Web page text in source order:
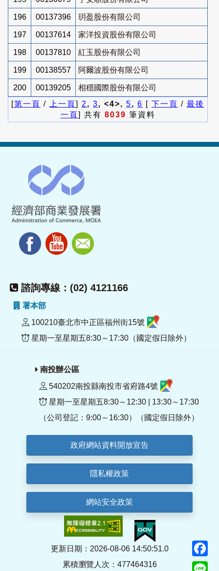
196 00137396 玥盈股份有限公司
197 00137614 家洋投資股份有限公司
198 00137810 紅玉股份有限公司
199 00138557 阿爾波股份有限公司
200 00139205
相穩國際股份有限公司
[第一頁 / 上一頁] 2 , 3, <4>, 5, 6 [ 下一頁 / 最後
一頁] 共有 8039 筆資料
諮詢專線：(02) 4121166
署本部
100210臺北市中正區福州街15號
星期一至星期五8:30～17:30（國定假日除外）
南投辦公區
540202南投縣南投市省府路4號
星期一至星期五8:30～12:30 | 13:30～17:30
（公司登記：9:00～16:30）（國定假日除外）
政府網站資料開放宣告
隱私權政策
網站安全政策
更新日期：2026-08-06 14:50:51.0
累積瀏覽人次：477464316